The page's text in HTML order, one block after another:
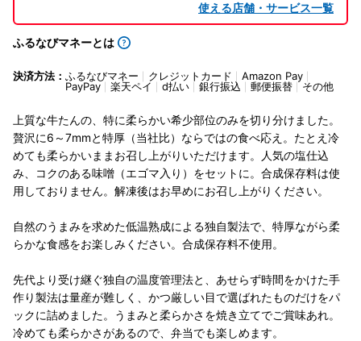
使える店舗・サービス一覧
ふるなびマネーとは
決済方法： ふるなびマネー クレジットカード
Amazon Pay
PayPay
楽天ペイ d払い 銀行振込 郵便振替 その他
上質な牛たんの、特に柔らかい希少部位のみを切り分けました。
贅沢に6～7mmと特厚（当社比）ならではの食べ応え。たとえ冷
めても柔らかいままお召し上がりいただけます。人気の塩仕込
み、コクのある味噌（エゴマ入り）をセットに。合成保存料は使
用しておりません。解凍後はお早めにお召し上がりください。
自然のうまみを求めた低温熟成による独自製法で、特厚ながら柔
らかな食感をお楽しみください。合成保存料不使用。
先代より受け継ぐ独自の温度管理法と、あせらず時間をかけた手
作り製法は量産が難しく、かつ厳しい目で選ばれたものだけをパ
ックに詰めました。うまみと柔らかさを焼き立てでご賞味あれ。
冷めても柔らかさがあるので、弁当でも楽しめます。